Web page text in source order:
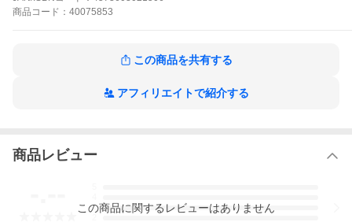
商品 コード： 40075853
この商品を共有する
アフィリエイトで紹介する
商品レビュー
3
この商品に関するレビューはありません